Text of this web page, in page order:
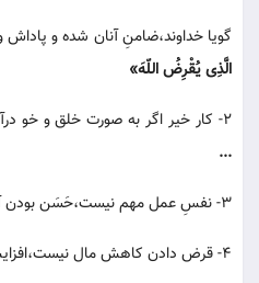
گویا خداوند،ضامنِ آنان شده و
الَّذِی یُقْرِضُ اللّهَ»
2- کار خیر اگر به صورت خلق و خو درآید،ارزش بیشتری دارد.
...
3- نفسِ عمل مهم نیست،حَسَن بودن آن مهم است.
4- قرض دادن کاهش مال نیست،افزایش آن است.